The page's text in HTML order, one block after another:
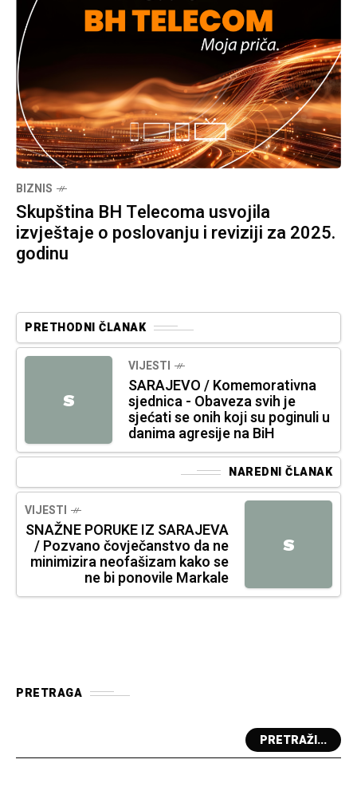
BIZNIS
Skupština BH Telecoma usvojila
izvještaje o poslovanju i reviziji za 2025.
godinu
PRETHODNI ČLANAK
S
VIJESTI
SARAJEVO / Komemorativna
sjednica - Obaveza svih je
sjećati se onih koji su poginuli u
danima agresije na BiH
NAREDNI ČLANAK
S
VIJESTI
SNAŽNE PORUKE IZ SARAJEVA
/ Pozvano čovječanstvo da ne
minimizira neofašizam kako se
ne bi ponovile Markale
PRETRAGA
PRETRAŽI...